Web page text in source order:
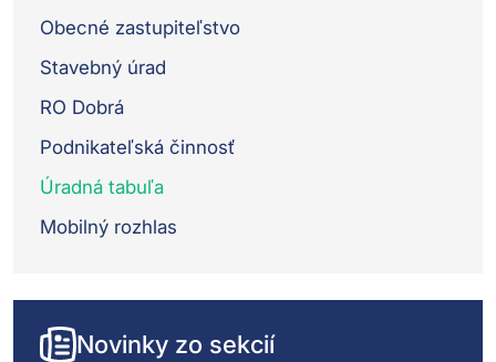
Obecné zastupiteľstvo
Stavebný úrad
RO Dobrá
Podnikateľská činnosť
Úradná tabuľa
Mobilný rozhlas
Novinky zo sekcií